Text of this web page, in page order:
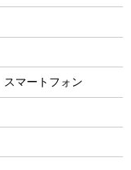
スマートフォン